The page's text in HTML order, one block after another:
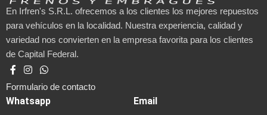
En Irfren's S.R.L. ofrecemos a los clientes los mejores repuestos
para vehículos en la localidad. Nuestra experiencia, calidad y
variedad nos convierten en la empresa favorita para los clientes
de Capital Federal.
Formulario de contacto
Whatsapp Email